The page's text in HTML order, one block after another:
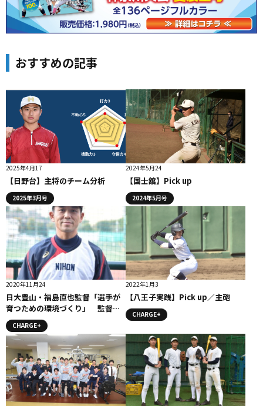
おすすめの記事
2025年4月17
【日野台】主将のチーム分析
2025年3月号
2024年5月24
【国士舘】Pick up
2024年5月号
2020年11月24
日大豊山・福島直也監督「選手が
育つための環境づくり」 監督コ
メント #日大豊山
CHARGE+
2022年1月3
【八王子実践】Pick up／主砲
CHARGE+